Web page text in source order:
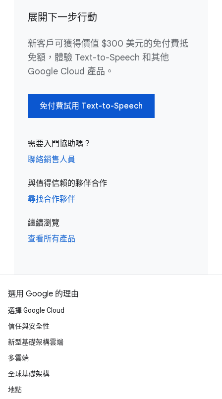
展開下一步行動
新客戶可獲得價值 $300 美元的免付費抵
免額，體驗 Text-to-Speech 和其他
Google Cloud 產品。
免付費試用 Text-to-Speech
需要入門協助嗎？
聯絡銷售人員
與值得信賴的夥伴合作
尋找合作夥伴
繼續瀏覽
查看所有產品
選用 Google 的理由
選擇 Google Cloud
信任與安全性
新型基礎架構雲端
多雲端
全球基礎架構
地點